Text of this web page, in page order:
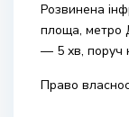
Розвинена
площа, метро
— 5 хв, поруч
Право